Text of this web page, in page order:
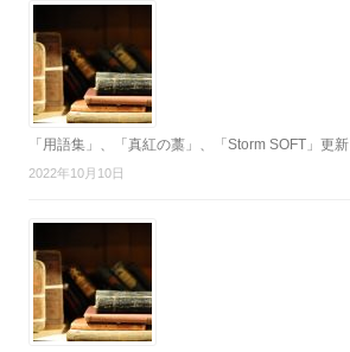
「用語集」、「真紅の藁」、「Storm SOFT」更新
2022年10月10日